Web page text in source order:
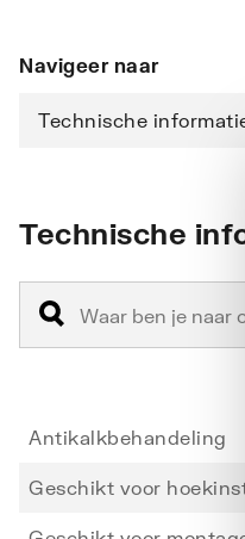
Navigeer naar
Technische
Technische
Antikalkbehandeling
Geschikt voor